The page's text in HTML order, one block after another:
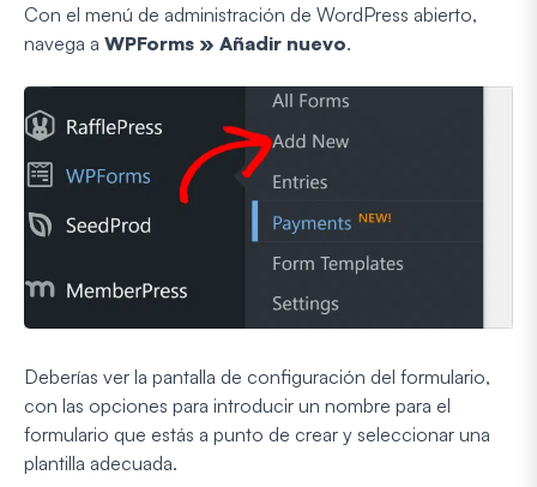
Con el menú de administración de WordPress abierto,
navega a WPForms » Añadir nuevo.
Deberías ver la pantalla de configuración del formulario,
con las opciones para introducir un nombre para el
formulario que estás a punto de crear y seleccionar una
plantilla adecuada.